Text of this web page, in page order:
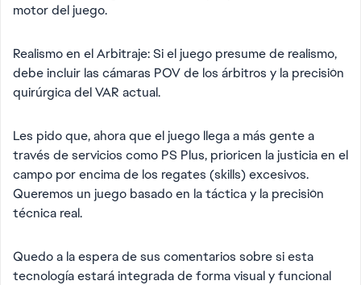
motor del juego.
Realismo en el Arbitraje: Si el juego presume de realismo,
debe incluir las cámaras POV de los árbitros y la precisión
quirúrgica del VAR actual.
Les pido que, ahora que el juego llega a más gente a
través de servicios como PS Plus, prioricen la justicia en el
campo por encima de los regates (skills) excesivos.
Queremos un juego basado en la táctica y la precisión
técnica real.
Quedo a la espera de sus comentarios sobre si esta
tecnología estará integrada de forma visual y funcional